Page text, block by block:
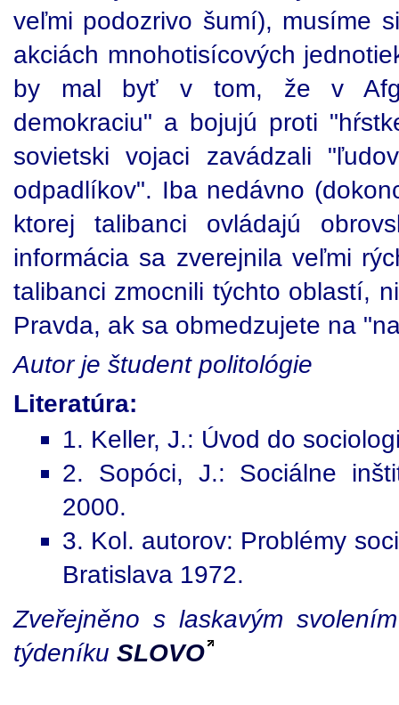
veľmi podozrivo šumí), musíme
akciách mnohotisícových
by mal byť v tom, že v
demokraciu" a bojujú proti
sovietski vojaci zavádzali
odpadlíkov". Iba nedávno
ktorej talibanci ovládajú
informácia sa zverejnila veľmi
talibanci zmocnili týchto oblastí,
Pravda, ak sa obmedzujete na
Autor je študent politológie
Literatúra:
1. Keller, J.: Úvod do
2. Sopóci, J.: Sociálne
2000.
3. Kol. autorov: Problémy
Bratislava 1972.
Zveřejněno s laskavým
týdeníku SLOVO